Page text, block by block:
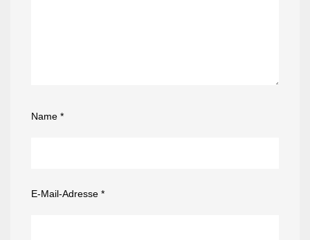
Name *
E-Mail-Adresse *